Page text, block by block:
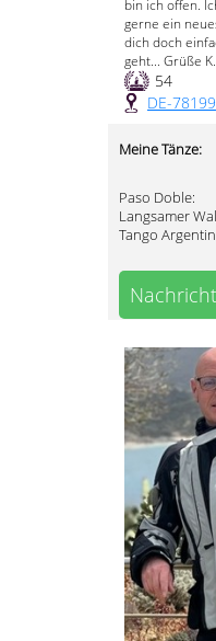
bin ich offen.
gerne ein
dich doch
geht... Grüße K.
54
DE-78199
Meine Tänze:
Paso Doble:
Langsamer
Tango